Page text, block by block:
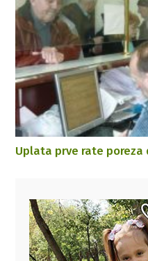
Uplata prve rate poreza